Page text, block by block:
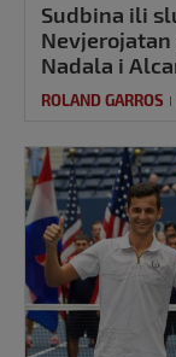
Sudbina ili
Nadala i
ROLAND GARROS